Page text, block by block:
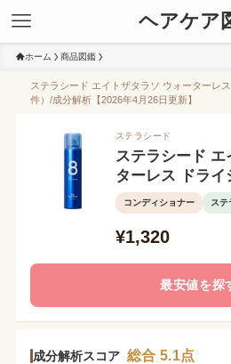
ヘアケア
ホーム 商品図鑑
ステラシード エイトザタラソ ウォーターレ
件）/成分解析【2026年4月26日更新】
ステラシード
ステラシード
ターレス ドライ
コンディショナー ステ
¥1,320
最安値を探
成分解析スコア 総合 5.1点